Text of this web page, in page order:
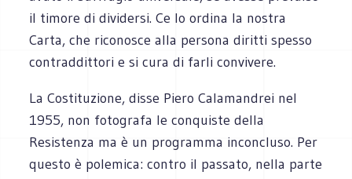
il timore di dividersi. Ce lo ordina la nostra
Carta, che riconosce alla persona diritti spesso
contraddittori e si cura di farli convivere.
La Costituzione, disse Piero Calamandrei nel
1955, non fotografa le conquiste della
Resistenza ma è un programma inconcluso. Per
questo è polemica: contro il passato, nella parte